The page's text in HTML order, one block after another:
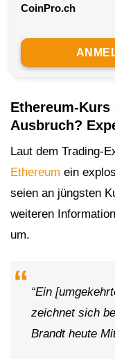
CoinPro.ch
Ethereum-
Ausbruch?
Laut dem Trading-
Ethereum ein
seien an jüngsten
weiteren
um.
“Ein
zeichnet sich
Brandt heute